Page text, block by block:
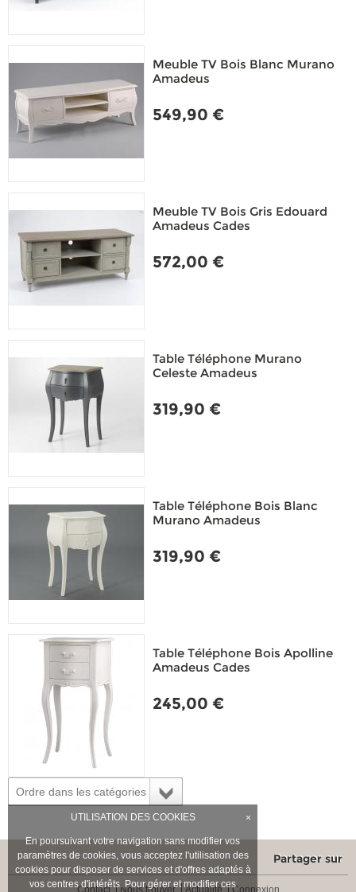
UTILISATION DES COOKIES ×
En poursuivant votre navigation sans modifier vos
paramètres de cookies, vous acceptez l'utilisation des
cookies pour disposer de services et d'offres adaptés à
vos centres d'intérêts. Pour gérer et modifier ces
Meuble TV Bois Blanc Murano
Amadeus
549,90 €
Meuble TV Bois Gris Edouard
Amadeus Cades
572,00 €
Table Téléphone Murano
Celeste Amadeus
319,90 €
Table Téléphone Bois Blanc
Murano Amadeus
319,90 €
Table Téléphone Bois Apolline
Amadeus Cades
245,00 €
Ordre dans les catégories
Partager sur